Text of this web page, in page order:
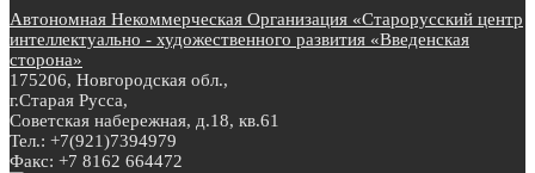
Автономная Некоммерческая Организация «Старорусский центр
интеллектуально - художественного развития «Введенская
сторона»
175206, Новгородская обл.,
г.Старая Русса,
Советская набережная, д.18, кв.61
Тел.: +7(921)7394979
Факс: +7 8162 664472